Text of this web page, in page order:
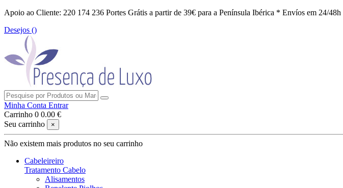
Apoio ao Cliente: 220 174 236 Portes Grátis a partir de 39€ para a Península Ibérica * Envíos em 24/48h
Desejos ()
Minha Conta Entrar
Carrinho 0 0.00 €
Seu carrinho
×
Não existem mais produtos no seu carrinho
Cabeleireiro
Tratamento Cabelo
Alisamentos